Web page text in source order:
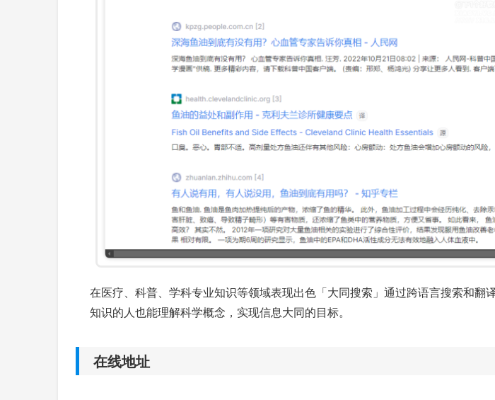
在医疗、科普、学科专业知识等领域表现出色「大同搜索」通过跨语言搜索和
知识的人也能理解科学概念，实现信息大同的目标。
在线地址